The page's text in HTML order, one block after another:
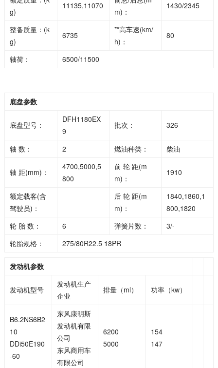
g)
11135,11070
m)：
1430/2345
整备质量：(k
g)
6735
**高车速(km/
h)：
80
轴荷： 6500/11500
底盘参数
底盘型号：
DFH1180EX
9
批次： 326
轴 数： 2 燃油种类： 柴油
轴 距(mm)：
4700,5000,5
800
前 轮 距(m
m)：
1910
额定载客(含
驾驶员)：
后 轮 距(m
m)：
1840,1860,1
800,1820
轮 胎 数：
6 弹簧片数：
3/-
轮胎规格：
275/80R22.5 18PR
发动机参数
发动机型号
发动机生产
企业
排量（ml） 功率（kw）
B6.2NS6B2
10
DDi50E190
-60
东风康明斯
发动机有限
公司
东风商用车
有限公司
6200
5000
154
147